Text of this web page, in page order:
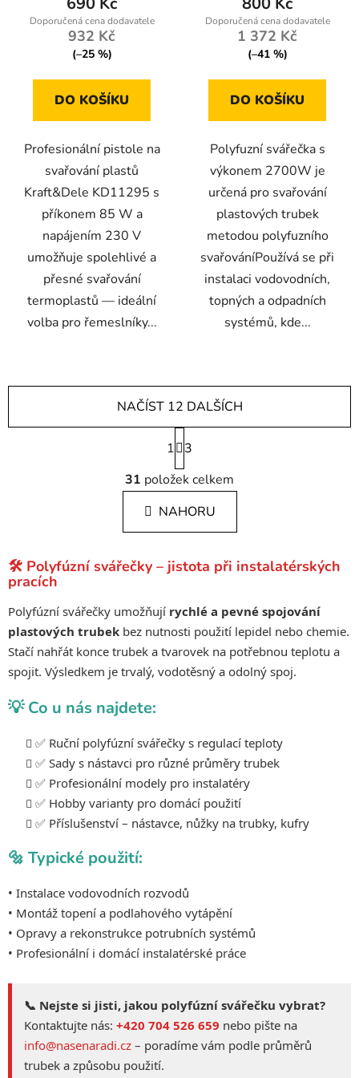
932 Kč
(–25 %)
DO KOŠÍKU
Profesionální pistole na
svařování plastů
Kraft&Dele KD11295 s
příkonem 85 W a
napájením 230 V
umožňuje spolehlivé a
přesné svařování
termoplastů — ideální
volba pro řemeslníky...
1 372 Kč
(–41 %)
DO KOŠÍKU
Polyfuzní svářečka s
výkonem 2700W je
určená pro svařování
plastových trubek
metodou polyfuzního
svařováníPoužívá se při
instalaci vodovodních,
topných a odpadních
systémů, kde...
O
v
l
á
d
c
p
r
v
k
y
i
s
u
NAČÍST 12 DALŠÍCH
S
t
r
á
n
k
n
1
3
31 položek celkem
NAHORU
🛠️ Polyfúzní svářečky – jistota při instalatérských
pracích
Polyfúzní svářečky umožňují rychlé a pevné spojování
plastových trubek bez nutnosti použití lepidel nebo chemie.
Stačí nahřát konce trubek a tvarovek na potřebnou teplotu a
spojit. Výsledkem je trvalý, vodotěsný a odolný spoj.
💡 Co u nás najdete:
✅ Ruční polyfúzní svářečky s regulací teploty
✅ Sady s nástavci pro různé průměry trubek
✅ Profesionální modely pro instalatéry
✅ Hobby varianty pro domácí použití
✅ Příslušenství – nástavce, nůžky na trubky, kufry
🔩 Typické použití:
• Instalace vodovodních rozvodů
• Montáž topení a podlahového vytápění
• Opravy a rekonstrukce potrubních systémů
• Profesionální i domácí instalatérské práce
📞 Nejste si jisti, jakou polyfúzní svářečku vybrat?
Kontaktujte nás: +420 704 526 659 nebo pište na
info@nasenaradi.cz – poradíme vám podle průměrů
trubek a způsobu použití.